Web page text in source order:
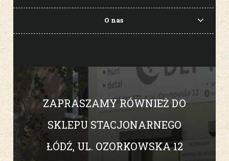
O nas
ZAPRASZAMY RÓWNIEŻ DO
SKLEPU STACJONARNEGO
ŁÓDŹ, UL. OZORKOWSKA 12